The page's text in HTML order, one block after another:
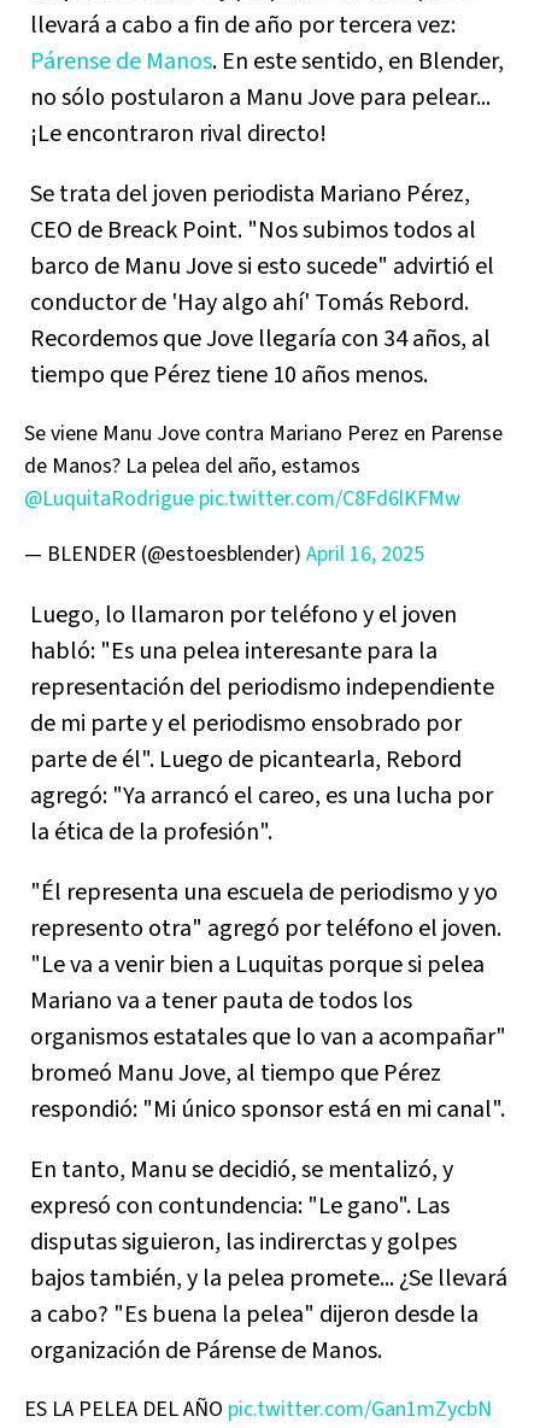
llevará a cabo a fin de año por tercera vez:
Párense de Manos. En este sentido, en Blender,
no sólo postularon a Manu Jove para pelear...
¡Le encontraron rival directo!
Se trata del joven periodista Mariano Pérez,
CEO de Breack Point. "Nos subimos todos al
barco de Manu Jove si esto sucede" advirtió el
conductor de 'Hay algo ahí' Tomás Rebord.
Recordemos que Jove llegaría con 34 años, al
tiempo que Pérez tiene 10 años menos.
Se viene Manu Jove contra Mariano Perez en Parense
de Manos? La pelea del año, estamos
@LuquitaRodrigue pic.twitter.com/C8Fd6lKFMw
— BLENDER (@estoesblender) April 16, 2025
Luego, lo llamaron por teléfono y el joven
habló: "Es una pelea interesante para la
representación del periodismo independiente
de mi parte y el periodismo ensobrado por
parte de él". Luego de picantearla, Rebord
agregó: "Ya arrancó el careo, es una lucha por
la ética de la profesión".
"Él representa una escuela de periodismo y yo
represento otra" agregó por teléfono el joven.
"Le va a venir bien a Luquitas porque si pelea
Mariano va a tener pauta de todos los
organismos estatales que lo van a acompañar"
bromeó Manu Jove, al tiempo que Pérez
respondió: "Mi único sponsor está en mi canal".
En tanto, Manu se decidió, se mentalizó, y
expresó con contundencia: "Le gano". Las
disputas siguieron, las indirerctas y golpes
bajos también, y la pelea promete... ¿Se llevará
a cabo? "Es buena la pelea" dijeron desde la
organización de Párense de Manos.
ES LA PELEA DEL AÑO pic.twitter.com/Gan1mZycbN